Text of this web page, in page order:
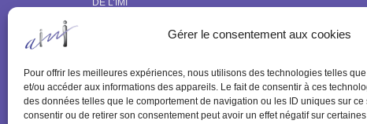
Gérer le consentement aux cookies
Pour offrir les meilleures expériences, nous utilisons des technologies telles
et/ou accéder aux informations des appareils. Le fait de consentir à ces
des données telles que le comportement de navigation ou les ID uniques sur ce
consentir ou de retirer son consentement peut avoir un effet négatif sur
DE L’IMI
©
ACCUEIL